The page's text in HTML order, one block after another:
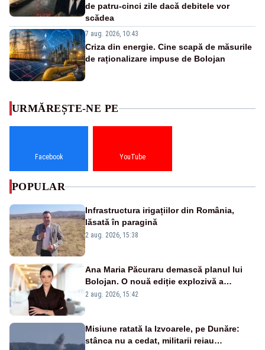
de patru-cinci zile dacă debitele vor
scădea
7 aug. 2026, 10:43
Criza din energie. Cine scapă de măsurile
de raționalizare impuse de Bolojan
URMĂREȘTE-NE PE
Facebook YouTube
POPULAR
Infrastructura irigațiilor din România,
lăsată în paragină
2 aug. 2026, 15:38
Ana Maria Păcuraru demască planul lui
Bolojan. O nouă ediție explozivă a
emisiunii „Miza Zilei” la Realitatea PLUS
2 aug. 2026, 15:42
Misiune ratată la Izvoarele, pe Dunăre:
stânca nu a cedat, militarii reiau